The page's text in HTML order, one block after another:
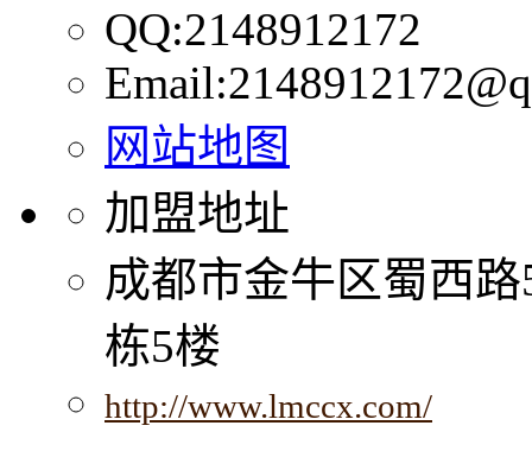
QQ:2148912172
网站地图
加盟地址
成都市金牛区蜀西
栋5楼
http://www.lmccx.com/